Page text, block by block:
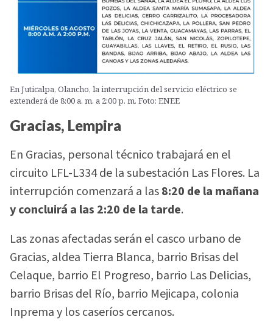
En Juticalpa, Olancho, la interrupción del servicio eléctrico se
extenderá de 8:00 a. m. a 2:00 p. m. Foto: ENEE
Gracias, Lempira
En Gracias, personal técnico trabajará en el
circuito LFL-L334 de la subestación Las Flores. La
interrupción comenzará a las8:20 de la mañana
y concluirá a las 2:20 de la tarde.
Las zonas afectadas serán el casco urbano de
Gracias, aldea Tierra Blanca, barrio Brisas del
Celaque, barrio El Progreso, barrio Las Delicias,
barrio Brisas del Río, barrio Mejicapa, colonia
Inprema y los caseríos cercanos.